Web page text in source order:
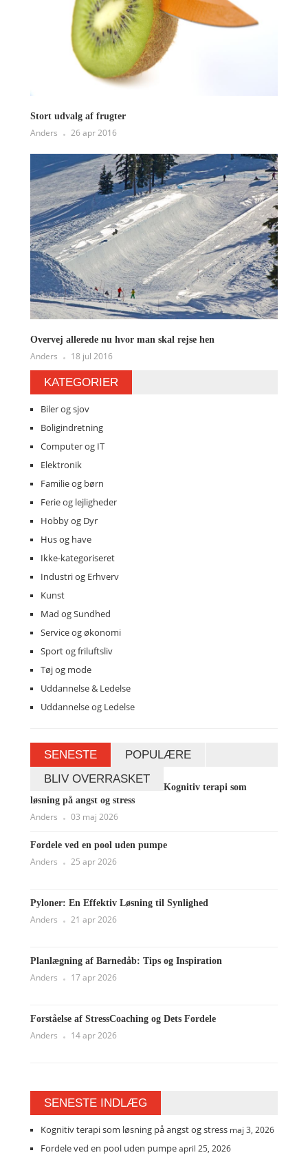
Stort udvalg af frugter
Anders 26 apr 2016
Overvej allerede nu hvor man skal rejse hen
Anders 18 jul 2016
KATEGORIER
Biler og sjov
Boligindretning
Computer og IT
Elektronik
Familie og børn
Ferie og lejligheder
Hobby og Dyr
Hus og have
Ikke-kategoriseret
Industri og Erhverv
Kunst
Mad og Sundhed
Service og økonomi
Sport og friluftsliv
Tøj og mode
Uddannelse & Ledelse
Uddannelse og Ledelse
SENESTE
POPULÆRE
BLIV OVERRASKET
Kognitiv terapi som
løsning på angst og stress
Anders 03 maj 2026
Fordele ved en pool uden pumpe
Anders 25 apr 2026
Pyloner: En Effektiv Løsning til Synlighed
Anders 21 apr 2026
Planlægning af Barnedåb: Tips og Inspiration
Anders 17 apr 2026
Forståelse af StressCoaching og Dets Fordele
Anders 14 apr 2026
SENESTE INDLÆG
Kognitiv terapi som løsning på angst og stress maj 3, 2026
Fordele ved en pool uden pumpeapril 25, 2026